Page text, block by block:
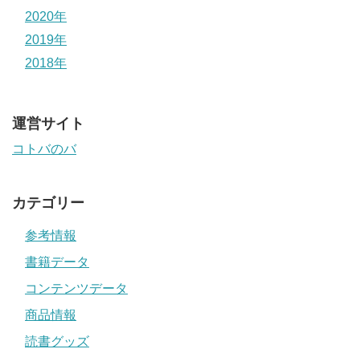
2020年
2019年
2018年
運営サイト
コトバのバ
カテゴリー
参考情報
書籍データ
コンテンツデータ
商品情報
読書グッズ